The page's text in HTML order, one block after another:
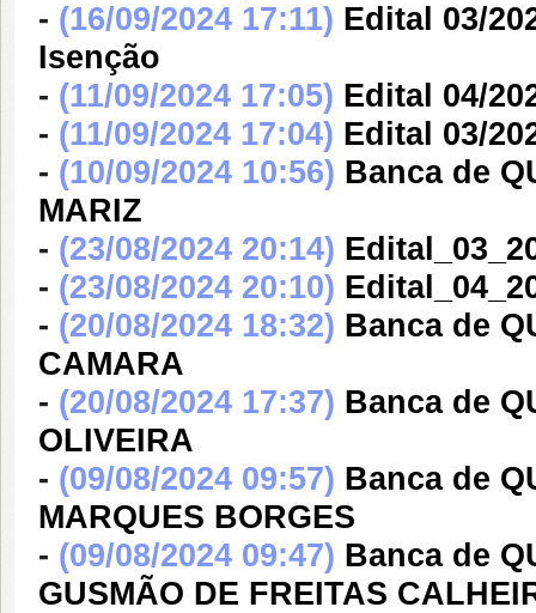
- (16/09/2024 17:11) Edital 03/
Isenção
- (11/09/2024 17:05) Edital 04/
- (11/09/2024 17:04) Edital 03/
- (10/09/2024 10:56) Banca de
MARIZ
- (23/08/2024 20:14)
- (23/08/2024 20:10)
- (20/08/2024 18:32) Banca de
CAMARA
- (20/08/2024 17:37) Banca de
OLIVEIRA
- (09/08/2024 09:57) Banca de
MARQUES BORGES
- (09/08/2024 09:47) Banca de
GUSMÃO DE FREITAS